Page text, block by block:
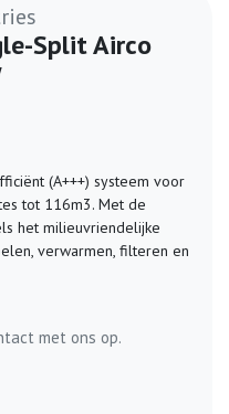
Split Airco
(A+++) systeem voor
tot 116m3. Met de
het milieuvriendelijke
verwarmen, filteren en
met ons op.